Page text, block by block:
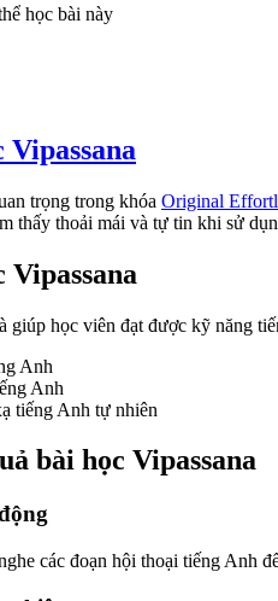
học bài này
trọng trong khóa Original
thấy thoải mái và tự tin khi sử
giúp học viên đạt được kỹ năng
Anh
Anh
tiếng Anh tự nhiên
bài học Vipassana
các đoạn hội thoại tiếng Anh